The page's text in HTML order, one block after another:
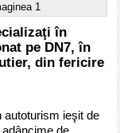
1
în
pe DN7, în
din fericire
autoturism ieşit de
de